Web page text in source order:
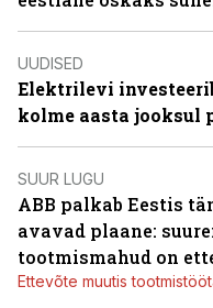
UUDISED
Elektrilevi
kolme aasta jooksul
SUUR LUGU
ABB palkab Eestis
avavad plaane:
tootmismahud on
Ettevõte muutis